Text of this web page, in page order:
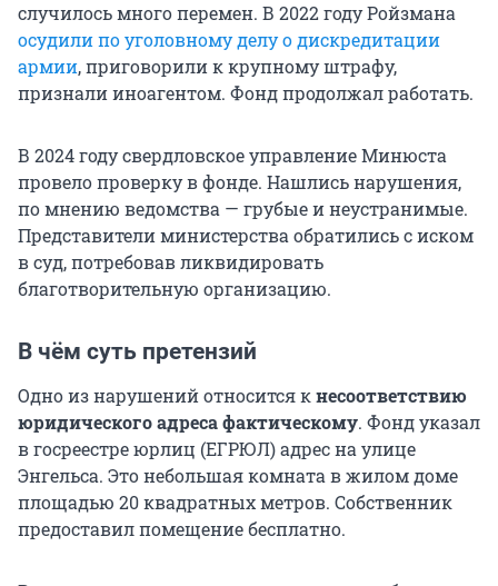
случилось много перемен. В 2022 году Ройзмана
осудили по уголовному делу о дискредитации
армии, приговорили к крупному штрафу,
признали иноагентом. Фонд продолжал работать.
В 2024 году свердловское управление Минюста
провело проверку в фонде. Нашлись нарушения,
по мнению ведомства — грубые и неустранимые.
Представители министерства обратились с иском
в суд, потребовав ликвидировать
благотворительную организацию.
В чём суть претензий
Одно из нарушений относится кнесоответствию
юридического адреса фактическому. Фонд указал
в госреестре юрлиц (ЕГРЮЛ) адрес на улице
Энгельса. Это небольшая комната в жилом доме
площадью 20 квадратных метров. Собственник
предоставил помещение бесплатно.